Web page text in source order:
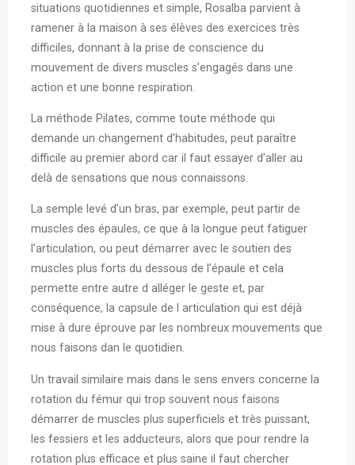
situations quotidiennes et simple, Rosalba parvient à
ramener à la maison à ses élèves des exercices très
difficiles, donnant à la prise de conscience du
mouvement de divers muscles s’engagés dans une
action et une bonne respiration.
La méthode Pilates, comme toute méthode qui
demande un changement d’habitudes, peut paraître
difficile au premier abord car il faut essayer d’aller au
delà de sensations que nous connaissons.
La semple levé d’un bras, par exemple, peut partir de
muscles des épaules, ce que à la longue peut fatiguer
l’articulation, ou peut démarrer avec le soutien des
muscles plus forts du dessous de l’épaule et cela
permette entre autre d alléger le geste et, par
conséquence, la capsule de l articulation qui est déjà
mise à dure éprouve par les nombreux mouvements que
nous faisons dan le quotidien.
Un travail similaire mais dans le sens envers concerne la
rotation du fémur qui trop souvent nous faisons
démarrer de muscles plus superficiels et très puissant,
les fessiers et les adducteurs, alors que pour rendre la
rotation plus efficace et plus saine il faut chercher